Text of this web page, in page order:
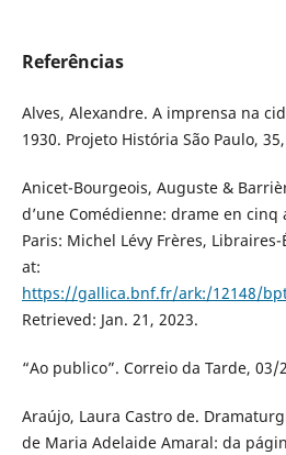
Referências
Alves, Alexandre. A imprensa na
1930. Projeto História São Paulo,
Anicet-Bourgeois, Auguste &
d’une Comédienne: drame en
Paris: Michel Lévy Frères,
at:
https://gallica.bnf.fr/ark:/12148/
Retrieved: Jan. 21, 2023.
“Ao publico”. Correio da Tarde, 03/
Araújo, Laura Castro de.
de Maria Adelaide Amaral: da